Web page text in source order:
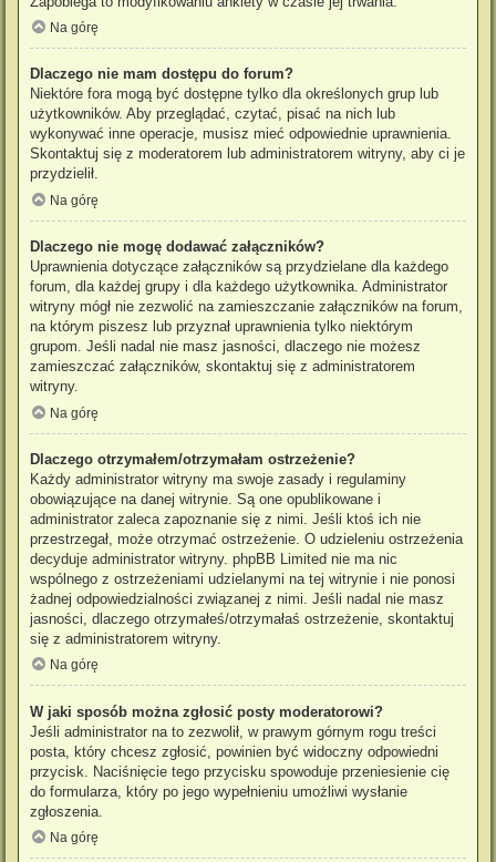
Na górę
Dlaczego nie mam dostępu do forum?
Niektóre fora mogą być dostępne tylko dla określonych grup lub
użytkowników. Aby przeglądać, czytać, pisać na nich lub
wykonywać inne operacje, musisz mieć odpowiednie uprawnienia.
Skontaktuj się z moderatorem lub administratorem witryny, aby ci je
przydzielił.
Na górę
Dlaczego nie mogę dodawać załączników?
Uprawnienia dotyczące załączników są przydzielane dla każdego
forum, dla każdej grupy i dla każdego użytkownika. Administrator
witryny mógł nie zezwolić na zamieszczanie załączników na forum,
na którym piszesz lub przyznał uprawnienia tylko niektórym
grupom. Jeśli nadal nie masz jasności, dlaczego nie możesz
zamieszczać załączników, skontaktuj się z administratorem
witryny.
Na górę
Dlaczego otrzymałem/otrzymałam ostrzeżenie?
Każdy administrator witryny ma swoje zasady i regulaminy
obowiązujące na danej witrynie. Są one opublikowane i
administrator zaleca zapoznanie się z nimi. Jeśli ktoś ich nie
przestrzegał, może otrzymać ostrzeżenie. O udzieleniu ostrzeżenia
decyduje administrator witryny. phpBB Limited nie ma nic
wspólnego z ostrzeżeniami udzielanymi na tej witrynie i nie ponosi
żadnej odpowiedzialności związanej z nimi. Jeśli nadal nie masz
jasności, dlaczego otrzymałeś/otrzymałaś ostrzeżenie, skontaktuj
się z administratorem witryny.
Na górę
W jaki sposób można zgłosić posty moderatorowi?
Jeśli administrator na to zezwolił, w prawym górnym rogu treści
posta, który chcesz zgłosić, powinien być widoczny odpowiedni
przycisk. Naciśnięcie tego przycisku spowoduje przeniesienie cię
do formularza, który po jego wypełnieniu umożliwi wysłanie
zgłoszenia.
Na górę